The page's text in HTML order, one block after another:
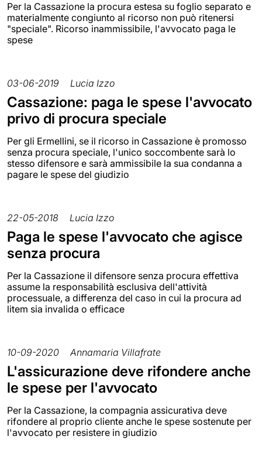
Per la Cassazione la procura estesa su foglio separato e
materialmente congiunto al ricorso non può ritenersi
"speciale". Ricorso inammissibile, l'avvocato paga le
spese
03-06-2019 Lucia Izzo
Cassazione: paga le spese l'avvocato
privo di procura speciale
Per gli Ermellini, se il ricorso in Cassazione è promosso
senza procura speciale, l'unico soccombente sarà lo
stesso difensore e sarà ammissibile la sua condanna a
pagare le spese del giudizio
22-05-2018 Lucia Izzo
Paga le spese l'avvocato che agisce
senza procura
Per la Cassazione il difensore senza procura effettiva
assume la responsabilità esclusiva dell'attività
processuale, a differenza del caso in cui la procura ad
litem sia invalida o efficace
10-09-2020 Annamaria Villafrate
L'assicurazione deve rifondere anche
le spese per l'avvocato
Per la Cassazione, la compagnia assicurativa deve
rifondere al proprio cliente anche le spese sostenute per
l'avvocato per resistere in giudizio